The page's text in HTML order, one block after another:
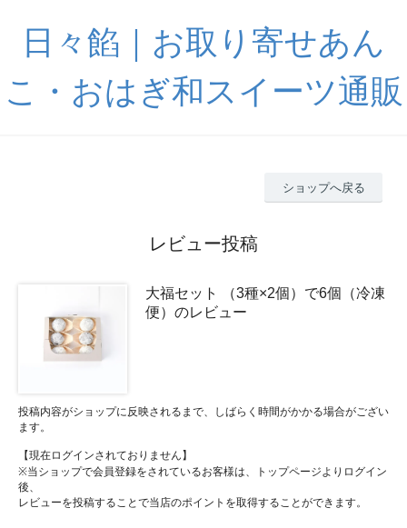
日々餡｜お取り寄せあん
こ・おはぎ和スイーツ通販
ショップへ戻る
レビュー投稿
大福セット （3種×2個）で6個（冷凍
便）のレビュー
投稿内容がショップに反映されるまで、しばらく時間がかかる場合がござい
ます。
【現在ログインされておりません】
※当ショップで会員登録をされているお客様は、トップページよりログイン
後、
レビューを投稿することで当店のポイントを取得することができます。